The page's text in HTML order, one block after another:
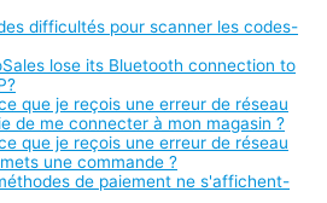
difficultés pour scanner les codes-
lose its Bluetooth connection to
que je reçois une erreur de réseau
de me connecter à mon magasin ?
que je reçois une erreur de réseau
une commande ?
de paiement ne s'affichent-